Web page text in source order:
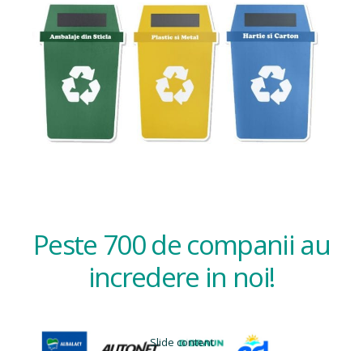
Peste 700 de companii au
incredere in noi!
Slide content